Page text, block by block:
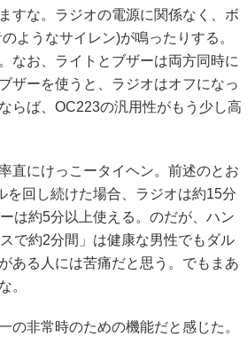
すな。ラジオの電源に関係なく、ボ
ようなサイレン)が鳴ったりする。
なお、ライトとブザーは両方同時に
ザーを使うと、ラジオはオフになっ
らば、OC223の汎用性がもう少し高
直にけっこータイヘン。前述のとお
を回し続けた場合、ラジオは約15分
は約5分以上使える。のだが、ハン
で約2分間」は健康な男性でもダル
ある人には苦痛だと思う。でもまあ
。
非常時のための機能だと感じた。